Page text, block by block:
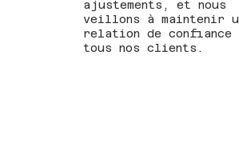
ajustements, et nous
veillons à maintenir
relation de confiance
tous nos clients.